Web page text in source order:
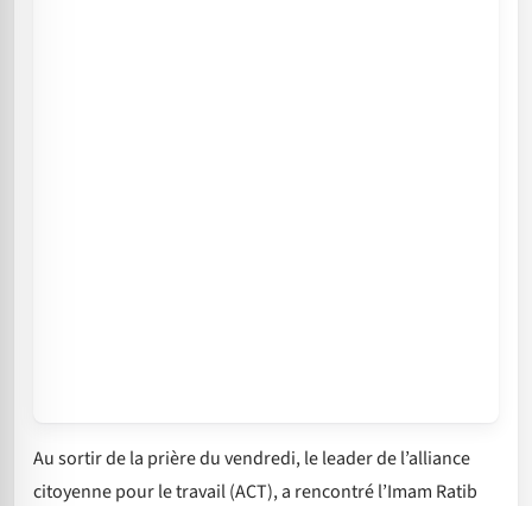
Au sortir de la prière du vendredi, le leader de l’alliance
citoyenne pour le travail (ACT), a rencontré l’Imam Ratib